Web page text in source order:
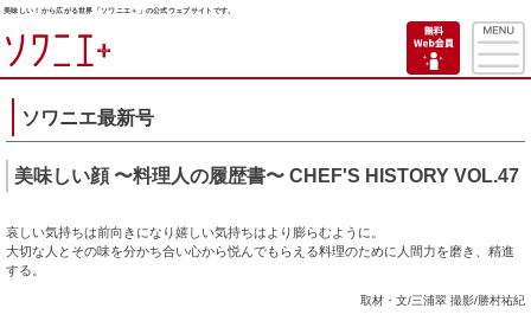
美味しい！から広がる世界「ソワニエ＋」の公式ウェブサイトです。
ソワニエ最新号
美味しい顔 〜料理人の履歴書〜 CHEF'S HISTORY VOL.47
哀しい気持ちは前向きになり嬉しい気持ちはより膨らむように。
大切な人とその味を分かち合い心から悦んでもらえる料理のために人間力を磨き、精進
する。
取材・文/三浦翠 撮影/勝村祐紀